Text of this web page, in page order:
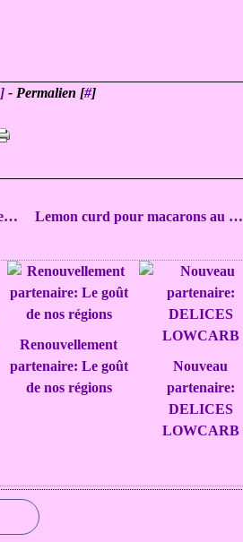
] - Permalien [#]
Saint Jacques à l'honneur et sa crème de corail Lemon curd pour macarons au citron
Renouvellement
partenaire: Le goût
de nos régions
Nouveau
partenaire:
DELICES
LOWCARB